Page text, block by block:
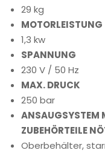
29 kg
MOTORLEISTUNG
1,3 kw
SPANNUNG
230 V / 50 Hz
MAX. DRUCK
250 bar
ANSAUGSYSTEM
ZUBEHÖRTEILE
Oberbehälter,